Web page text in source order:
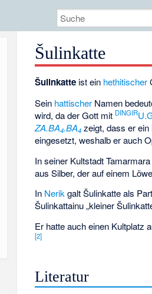
Šulinkatte
Šulinkatte ist ein hethitischer
Sein hattischer Namen
wird, da der Gott mit DINGIR
ZA.BA4.BA4 zeigt, dass er
eingesetzt, weshalb er auch
In seiner Kultstadt
aus Silber, der auf einem
In Nerikgalt Šulinkatte als
Šulinkattainu „kleiner
Er hatte auch einen Kultplatz
[2]
Literatur